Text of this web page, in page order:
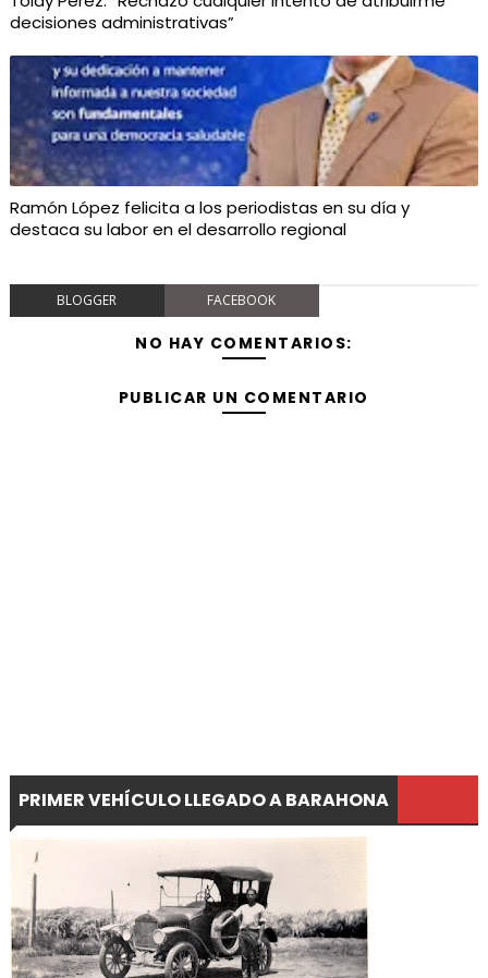
decisiones administrativas”
Ramón López felicita a los periodistas en su día y
destaca su labor en el desarrollo regional
BLOGGER FACEBOOK
NO HAY COMENTARIOS:
PUBLICAR UN COMENTARIO
PRIMER VEHÍCULO LLEGADO A BARAHONA